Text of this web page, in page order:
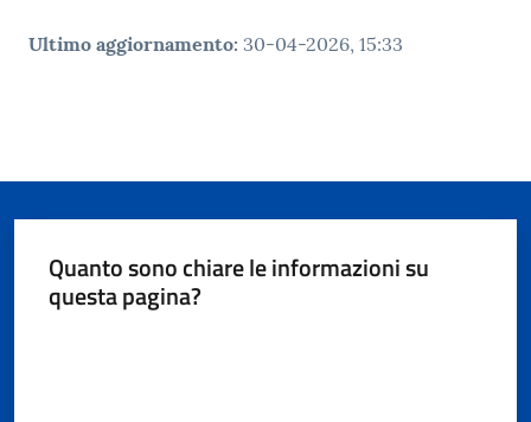
Ultimo aggiornamento: 30-04-2026, 15:33
Quanto sono chiare le informazioni su
questa pagina?